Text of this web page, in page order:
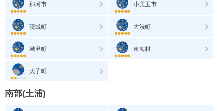
那珂市 小美玉市
茨城町 大洗町
城里町 東海村
大子町
南部(土浦)